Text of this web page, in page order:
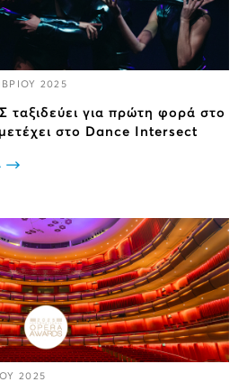
2025
για πρώτη φορά στο
στο Dance Intersect
2025